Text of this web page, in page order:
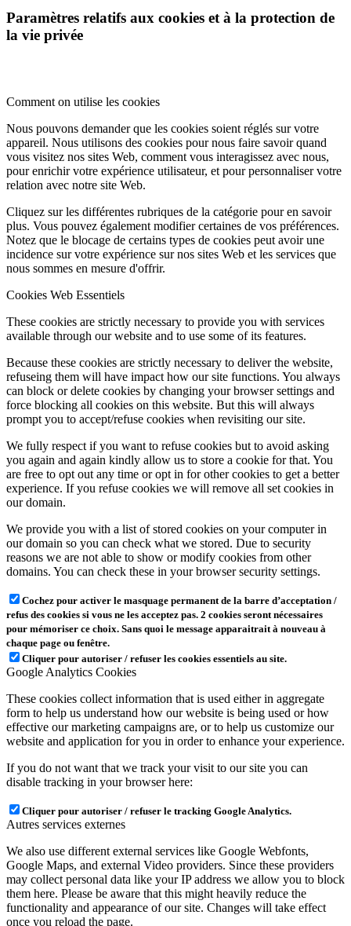
Paramètres relatifs aux cookies et à la protection de
la vie privée
Comment on utilise les cookies
Nous pouvons demander que les cookies soient réglés sur votre
appareil. Nous utilisons des cookies pour nous faire savoir quand
vous visitez nos sites Web, comment vous interagissez avec nous,
pour enrichir votre expérience utilisateur, et pour personnaliser votre
relation avec notre site Web.
Cliquez sur les différentes rubriques de la catégorie pour en savoir
plus. Vous pouvez également modifier certaines de vos préférences.
Notez que le blocage de certains types de cookies peut avoir une
incidence sur votre expérience sur nos sites Web et les services que
nous sommes en mesure d'offrir.
Cookies Web Essentiels
These cookies are strictly necessary to provide you with services
available through our website and to use some of its features.
Because these cookies are strictly necessary to deliver the website,
refuseing them will have impact how our site functions. You always
can block or delete cookies by changing your browser settings and
force blocking all cookies on this website. But this will always
prompt you to accept/refuse cookies when revisiting our site.
We fully respect if you want to refuse cookies but to avoid asking
you again and again kindly allow us to store a cookie for that. You
are free to opt out any time or opt in for other cookies to get a better
experience. If you refuse cookies we will remove all set cookies in
our domain.
We provide you with a list of stored cookies on your computer in
our domain so you can check what we stored. Due to security
reasons we are not able to show or modify cookies from other
domains. You can check these in your browser security settings.
Cochez pour activer le masquage permanent de la barre d’acceptation /
refus des cookies si vous ne les acceptez pas. 2 cookies seront nécessaires
pour mémoriser ce choix. Sans quoi le message apparaitrait à nouveau à
chaque page ou fenêtre.
Cliquer pour autoriser / refuser les cookies essentiels au site.
Google Analytics Cookies
These cookies collect information that is used either in aggregate
form to help us understand how our website is being used or how
effective our marketing campaigns are, or to help us customize our
website and application for you in order to enhance your experience.
If you do not want that we track your visit to our site you can
disable tracking in your browser here:
Cliquer pour autoriser / refuser le tracking Google Analytics.
Autres services externes
We also use different external services like Google Webfonts,
Google Maps, and external Video providers. Since these providers
may collect personal data like your IP address we allow you to block
them here. Please be aware that this might heavily reduce the
functionality and appearance of our site. Changes will take effect
once you reload the page.